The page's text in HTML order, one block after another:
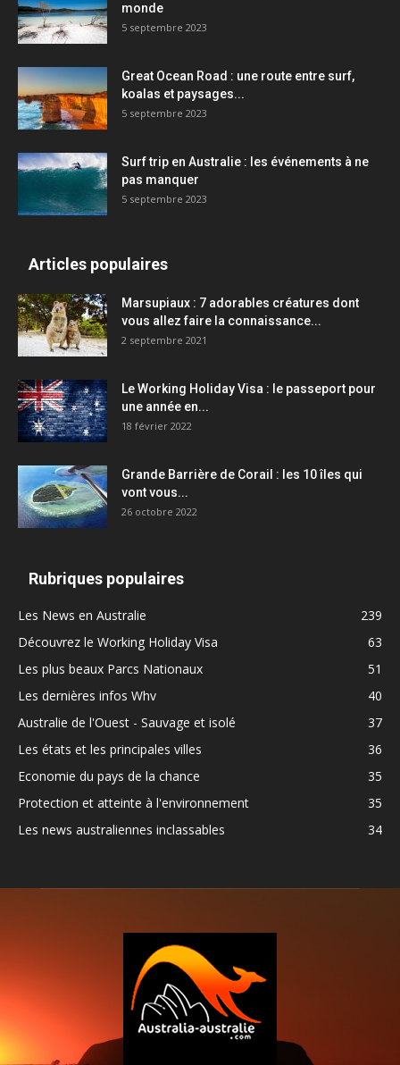
monde
5 septembre 2023
Great Ocean Road : une route entre surf,
koalas et paysages...
5 septembre 2023
Surf trip en Australie : les événements à ne
pas manquer
5 septembre 2023
Articles populaires
Marsupiaux : 7 adorables créatures dont
vous allez faire la connaissance...
2 septembre 2021
Le Working Holiday Visa : le passeport pour
une année en...
18 février 2022
Grande Barrière de Corail : les 10 îles qui
vont vous...
26 octobre 2022
Rubriques populaires
Les News en Australie
239
Découvrez le Working Holiday Visa
63
Les plus beaux Parcs Nationaux
51
Les dernières infos Whv
40
Australie de l'Ouest - Sauvage et isolé
37
Les états et les principales villes
36
Economie du pays de la chance
35
Protection et atteinte à l'environnement
35
Les news australiennes inclassables
34